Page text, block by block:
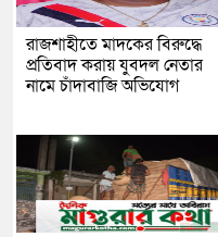
রাজশাহীতে মাদকের বিরুদ্ধে
প্রতিবাদ করায় যুবদল নেতার
নামে চাঁদাবাজি অভিযোগ